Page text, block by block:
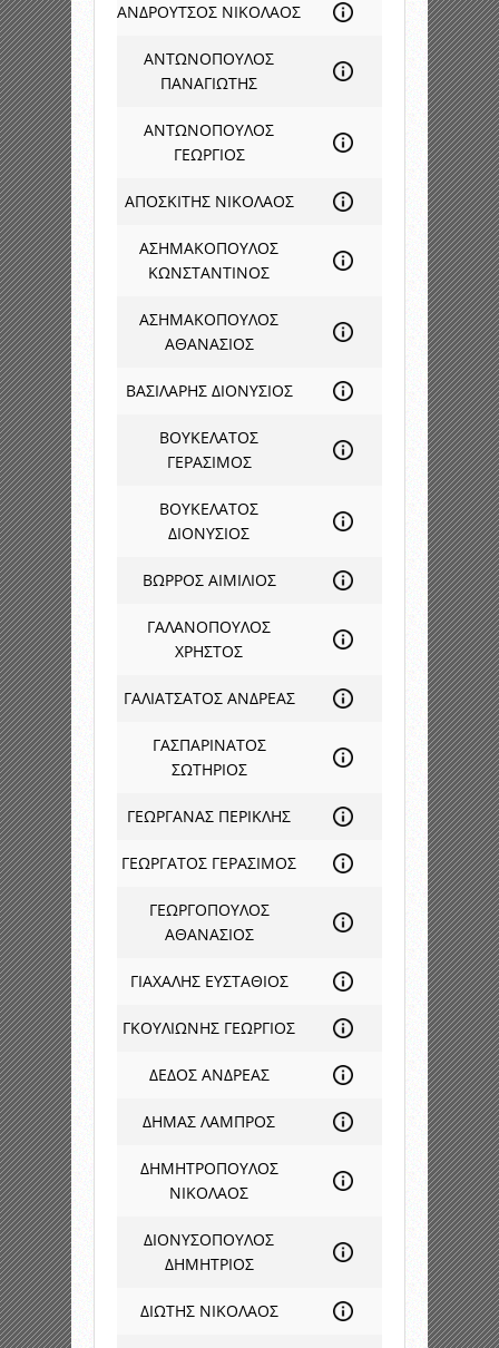
ΑΝΔΡΟΥΤΣΟΣ ΝΙΚΟΛΑΟΣ
ΑΝΤΩΝΟΠΟΥΛΟΣ
ΠΑΝΑΓΙΩΤΗΣ
ΑΝΤΩΝΟΠΟΥΛΟΣ
ΓΕΩΡΓΙΟΣ
ΑΠΟΣΚΙΤΗΣ ΝΙΚΟΛΑΟΣ
ΑΣΗΜΑΚΟΠΟΥΛΟΣ
ΚΩΝΣΤΑΝΤΙΝΟΣ
ΑΣΗΜΑΚΟΠΟΥΛΟΣ
ΑΘΑΝΑΣΙΟΣ
ΒΑΣΙΛΑΡΗΣ ΔΙΟΝΥΣΙΟΣ
ΒΟΥΚΕΛΑΤΟΣ
ΓΕΡΑΣΙΜΟΣ
ΒΟΥΚΕΛΑΤΟΣ
ΔΙΟΝΥΣΙΟΣ
ΒΩΡΡΟΣ ΑΙΜΙΛΙΟΣ
ΓΑΛΑΝΟΠΟΥΛΟΣ
ΧΡΗΣΤΟΣ
ΓΑΛΙΑΤΣΑΤΟΣ ΑΝΔΡΕΑΣ
ΓΑΣΠΑΡΙΝΑΤΟΣ
ΣΩΤΗΡΙΟΣ
ΓΕΩΡΓΑΝΑΣ ΠΕΡΙΚΛΗΣ
ΓΕΩΡΓΑΤΟΣ ΓΕΡΑΣΙΜΟΣ
ΓΕΩΡΓΟΠΟΥΛΟΣ
ΑΘΑΝΑΣΙΟΣ
ΓΙΑΧΑΛΗΣ ΕΥΣΤΑΘΙΟΣ
ΓΚΟΥΛΙΩΝΗΣ ΓΕΩΡΓΙΟΣ
ΔΕΔΟΣ ΑΝΔΡΕΑΣ
ΔΗΜΑΣ ΛΑΜΠΡΟΣ
ΔΗΜΗΤΡΟΠΟΥΛΟΣ
ΝΙΚΟΛΑΟΣ
ΔΙΟΝΥΣΟΠΟΥΛΟΣ
ΔΗΜΗΤΡΙΟΣ
ΔΙΩΤΗΣ ΝΙΚΟΛΑΟΣ